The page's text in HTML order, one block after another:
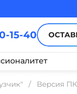
15-40
Версия ПК